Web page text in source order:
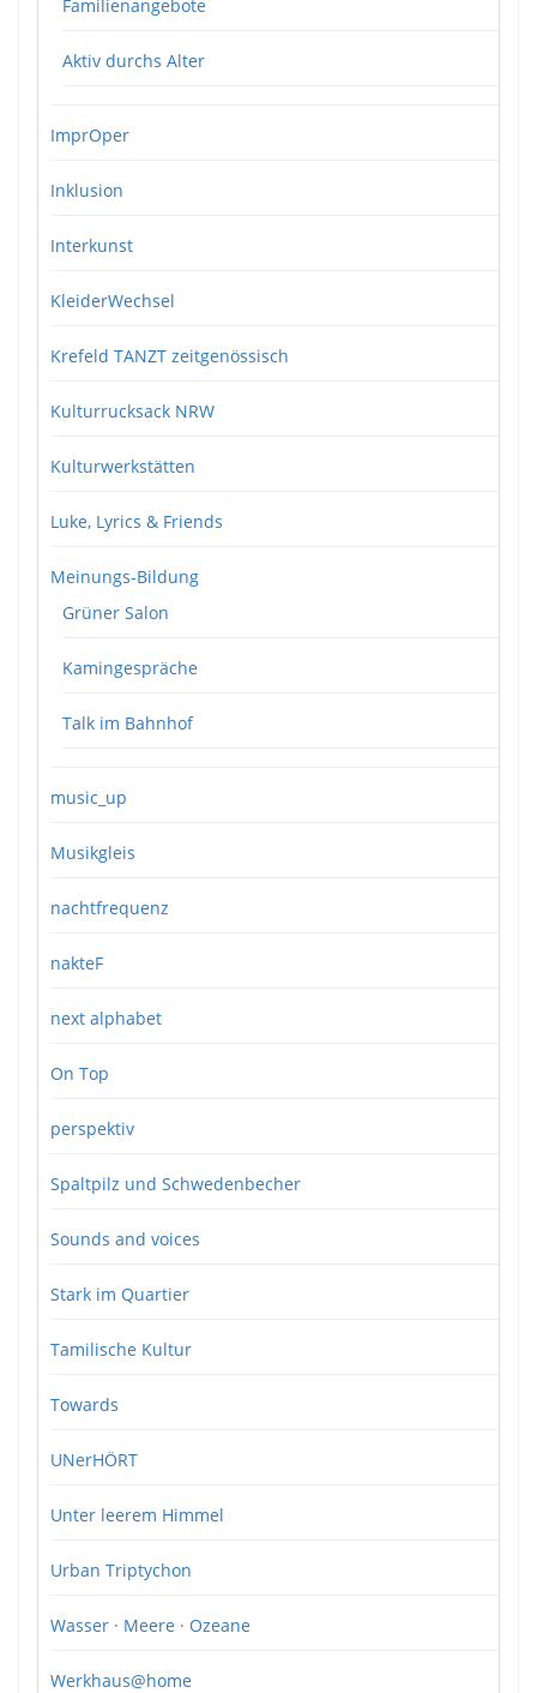
Familienangebote
Aktiv durchs Alter
ImprOper
Inklusion
Interkunst
KleiderWechsel
Krefeld TANZT zeitgenössisch
Kulturrucksack NRW
Kulturwerkstätten
Luke, Lyrics & Friends
Meinungs-Bildung
Grüner Salon
Kamingespräche
Talk im Bahnhof
music_up
Musikgleis
nachtfrequenz
nakteF
next alphabet
On Top
perspektiv
Spaltpilz und Schwedenbecher
Sounds and voices
Stark im Quartier
Tamilische Kultur
Towards
UNerHÖRT
Unter leerem Himmel
Urban Triptychon
Wasser · Meere · Ozeane
Werkhaus@home